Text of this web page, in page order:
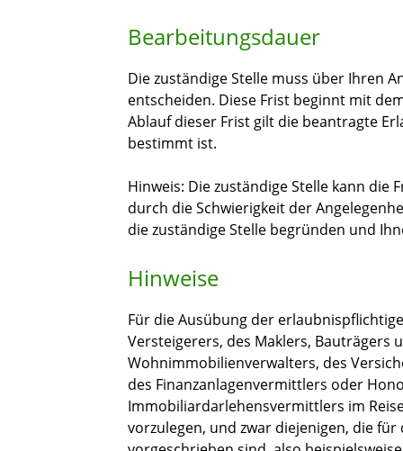
Bearbeitungsdauer
Die zuständige Stelle muss über Ihren
entscheiden. Diese Frist beginnt mit
Ablauf dieser Frist gilt die beantragte
bestimmt ist.
Hinweis: Die zuständige Stelle kann die
durch die Schwierigkeit der
die zuständige Stelle begründen und
Hinweise
Für die Ausübung der
Versteigerers, des Maklers, Bauträgers
Wohnimmobilienverwalters, des
des Finanzanlagenvermittlers oder
Immobiliardarlehensvermittlers im
vorzulegen, und zwar diejenigen, die